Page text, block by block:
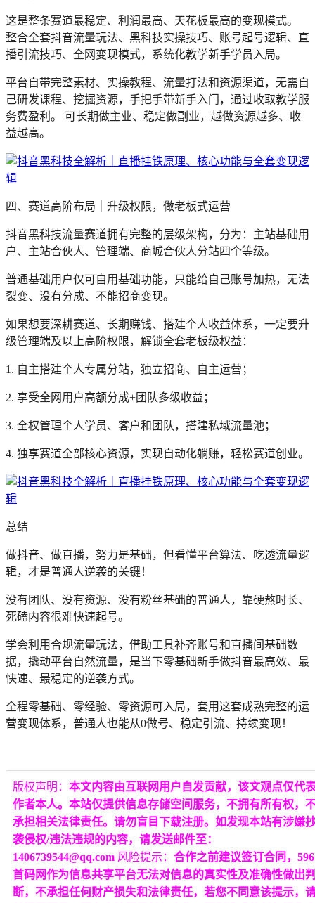
这是整条赛道最稳定、利润最高、天花板最高的变现模式。
整合全套抖音流量玩法、黑科技实操技巧、账号起号逻辑、直
播引流技巧、全网变现模式，系统化教学新手学员入局。
平台自带完整素材、实操教程、流量打法和资源渠道，无需自
己研发课程、挖掘资源，手把手带新手入门，通过收取教学服
务费盈利。 可长期做主业、稳定做副业，越做资源越多、收
益越高。
四、赛道高阶布局｜升级权限，做老板式运营
抖音黑科技流量赛道拥有完整的层级架构，分为：主站基础用
户、主站合伙人、管理端、商城合伙人分站四个等级。
普通基础用户仅可自用基础功能，只能给自己账号加热，无法
裂变、没有分成、不能招商变现。
如果想要深耕赛道、长期赚钱、搭建个人收益体系，一定要升
级管理端及以上高阶权限，解锁全套老板级权益：
1. 自主搭建个人专属分站，独立招商、自主运营；
2. 享受全网用户高额分成+团队多级收益；
3. 全权管理个人学员、客户和团队，搭建私域流量池；
4. 独享赛道全部核心资源，实现自动化躺赚，轻松赛道创业。
总结
做抖音、做直播，努力是基础，但看懂平台算法、吃透流量逻
辑，才是普通人逆袭的关键！
没有团队、没有资源、没有粉丝基础的普通人，靠硬熬时长、
死磕内容很难快速起号。
学会利用合规流量玩法，借助工具补齐账号和直播间基础数
据，撬动平台自然流量，是当下零基础新手做抖音最高效、最
快速、最稳定的逆袭方式。
全程零基础、零经验、零资源可入局，套用这套成熟完整的运
营变现体系，普通人也能从0做号、稳定引流、持续变现！
版权声明： 本文内容由互联网用户自发贡献，该文观点仅代
作者本人。本站仅提供信息存储空间服务，不拥有所有权，
承担相关法律责任。请勿盲目下载注册。如发现本站有涉嫌
袭侵权/违法违规的内容，请发送邮件至：
1406739544@qq.com 风险提示： 合作之前建议签订合同，596
首码网作为信息共享平台无法对信息的真实性及准确性做出
断，不承担任何财产损失和法律责任，若您不同意该提示，